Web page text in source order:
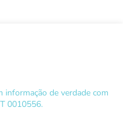
informação de verdade com
0010556.